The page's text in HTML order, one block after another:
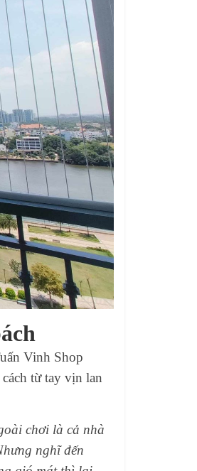
Vinh Shop
từ tay vịn lan
chơi là cả nhà
nghĩ đến